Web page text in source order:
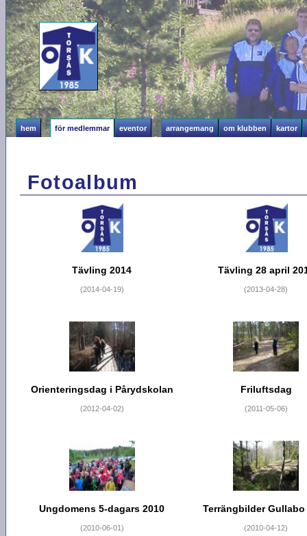
hem för medlemmar eventor arrangemang om klubben kartor
Fotoalbum
Tävling 2014
(2014-04-19)
Tävling 28 april
(2013-04-28)
Orienteringsdag i Pårydskolan
(2012-04-02)
Friluftsdag
(2011-05-06)
Ungdomens 5-dagars 2010
(2010-06-01)
Terrängbilder Gullabo
(2010-04-12)